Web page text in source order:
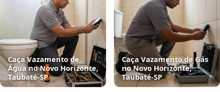
Caça Vazamento de
Água no Novo Horizonte,
Taubaté‑SP
Caça Vazamento de Gás
no Novo Horizonte,
Taubaté‑SP